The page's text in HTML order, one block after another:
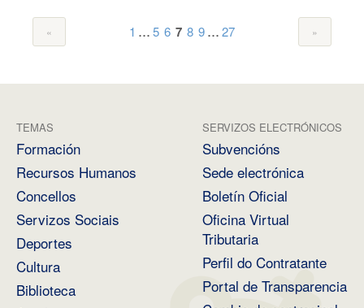
1 ...5 6 7 8 9...27
TEMAS
Formación
Recursos Humanos
Concellos
Servizos Sociais
Deportes
Cultura
Biblioteca
SERVIZOS ELECTRÓNICOS
Subvencións
Sede electrónica
Boletín Oficial
Oficina Virtual
Tributaria
Perfil do Contratante
Portal de Transparencia